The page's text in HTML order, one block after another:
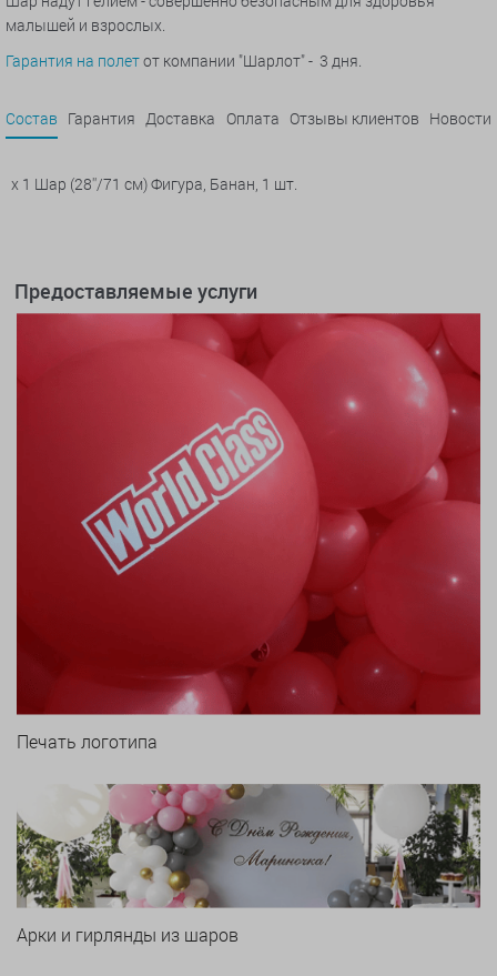
малышей и взрослых.
Гарантия на полетот компании "Шарлот" - 3 дня.
Состав Гарантия Доставка Оплата Отзывы клиентов Новости
x 1 Шар (28''/71 см) Фигура, Банан, 1 шт.
Предоставляемые услуги
Печать логотипа
Арки и гирлянды из шаров